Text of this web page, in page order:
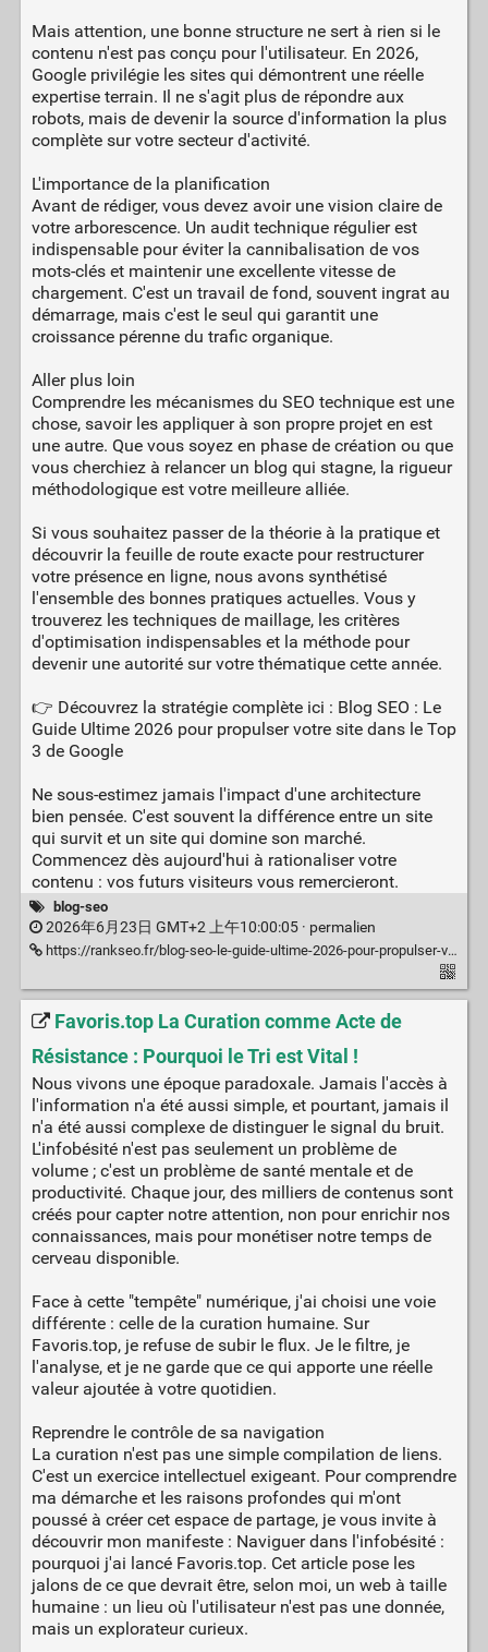
Mais attention, une bonne structure ne sert à rien si le
contenu n'est pas conçu pour l'utilisateur. En 2026,
Google privilégie les sites qui démontrent une réelle
expertise terrain. Il ne s'agit plus de répondre aux
robots, mais de devenir la source d'information la plus
complète sur votre secteur d'activité.
L'importance de la planification
Avant de rédiger, vous devez avoir une vision claire de
votre arborescence. Un audit technique régulier est
indispensable pour éviter la cannibalisation de vos
mots-clés et maintenir une excellente vitesse de
chargement. C'est un travail de fond, souvent ingrat au
démarrage, mais c'est le seul qui garantit une
croissance pérenne du trafic organique.
Aller plus loin
Comprendre les mécanismes du SEO technique est une
chose, savoir les appliquer à son propre projet en est
une autre. Que vous soyez en phase de création ou que
vous cherchiez à relancer un blog qui stagne, la rigueur
méthodologique est votre meilleure alliée.
Si vous souhaitez passer de la théorie à la pratique et
découvrir la feuille de route exacte pour restructurer
votre présence en ligne, nous avons synthétisé
l'ensemble des bonnes pratiques actuelles. Vous y
trouverez les techniques de maillage, les critères
d'optimisation indispensables et la méthode pour
devenir une autorité sur votre thématique cette année.
👉 Découvrez la stratégie complète ici : Blog SEO : Le
Guide Ultime 2026 pour propulser votre site dans le Top
3 de Google
Ne sous-estimez jamais l'impact d'une architecture
bien pensée. C'est souvent la différence entre un site
qui survit et un site qui domine son marché.
Commencez dès aujourd'hui à rationaliser votre
contenu : vos futurs visiteurs vous remercieront.
blog-seo
2026年6月23日 GMT+2 上午10:00:05 · permalien
https://rankseo.fr/blog-seo-le-guide-ultime-2026-pour-propulser-votre-site-dans-le-top-3-de-google
Favoris.top La Curation comme Acte de
Résistance : Pourquoi le Tri est Vital !
Nous vivons une époque paradoxale. Jamais l'accès à
l'information n'a été aussi simple, et pourtant, jamais il
n'a été aussi complexe de distinguer le signal du bruit.
L'infobésité n'est pas seulement un problème de
volume ; c'est un problème de santé mentale et de
productivité. Chaque jour, des milliers de contenus sont
créés pour capter notre attention, non pour enrichir nos
connaissances, mais pour monétiser notre temps de
cerveau disponible.
Face à cette "tempête" numérique, j'ai choisi une voie
différente : celle de la curation humaine. Sur
Favoris.top, je refuse de subir le flux. Je le filtre, je
l'analyse, et je ne garde que ce qui apporte une réelle
valeur ajoutée à votre quotidien.
Reprendre le contrôle de sa navigation
La curation n'est pas une simple compilation de liens.
C'est un exercice intellectuel exigeant. Pour comprendre
ma démarche et les raisons profondes qui m'ont
poussé à créer cet espace de partage, je vous invite à
découvrir mon manifeste : Naviguer dans l'infobésité :
pourquoi j'ai lancé Favoris.top. Cet article pose les
jalons de ce que devrait être, selon moi, un web à taille
humaine : un lieu où l'utilisateur n'est pas une donnée,
mais un explorateur curieux.